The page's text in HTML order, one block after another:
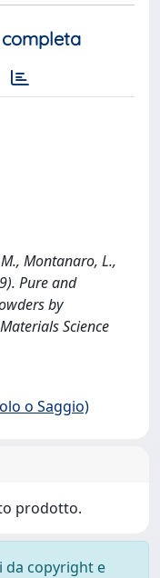
Montanaro, L.,
Pure and
by
Science
o Saggio)
prodotto.
da copyright e